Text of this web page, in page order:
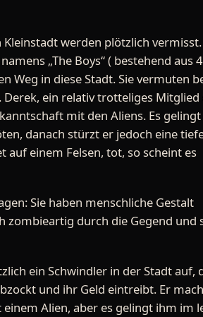
werden plötzlich vermisst.
„The Boys“ ( bestehend aus
Weg in diese Stadt. Sie vermuten
Derek, ein relativ trotteliges Mitglied
mit den Aliens. Es
danach stürzt er jedoch eine
auf einem Felsen, tot, so scheint es
Sie haben menschliche Gestalt
zombieartig durch die Gegend und
ein Schwindler in der Stadt auf,
und ihr Geld eintreibt. Er
Alien, aber es gelingt ihm im